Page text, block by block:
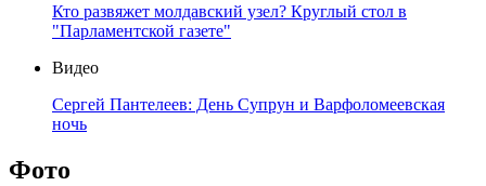
Кто развяжет молдавский узел? Круглый стол в
"Парламентской газете"
Видео
Сергей Пантелеев: День Супрун и Варфоломеевская
ночь
Фото